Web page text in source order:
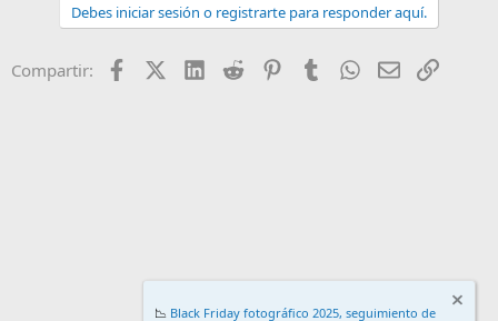
Debes iniciar sesión o registrarte para responder aquí.
Compartir: FacebookX (Twitter)
LinkedIn
Reddit PinterestTumblr WhatsApp
EmailEnlace
📉 Black Friday fotográfico 2025, seguimiento de